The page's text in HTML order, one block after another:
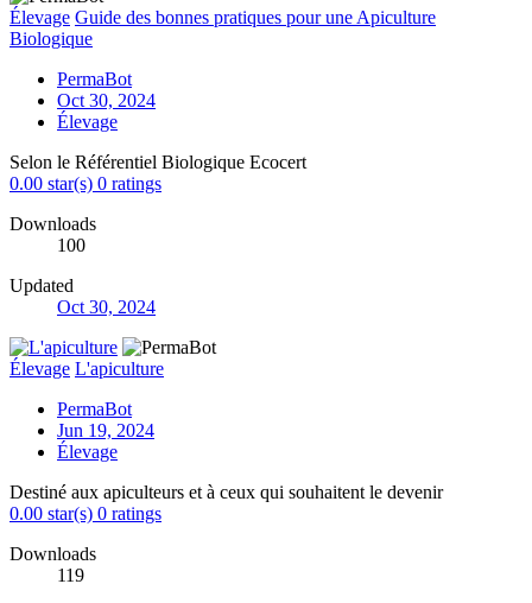
Élevage Guide des bonnes pratiques pour une Apiculture
Biologique
PermaBot
Oct 30, 2024
Élevage
Selon le Référentiel Biologique Ecocert
0.00 star(s) 0 ratings
Downloads
100
Updated
Oct 30, 2024
Élevage L'apiculture
PermaBot
Jun 19, 2024
Élevage
Destiné aux apiculteurs et à ceux qui souhaitent le devenir
0.00 star(s) 0 ratings
Downloads
119